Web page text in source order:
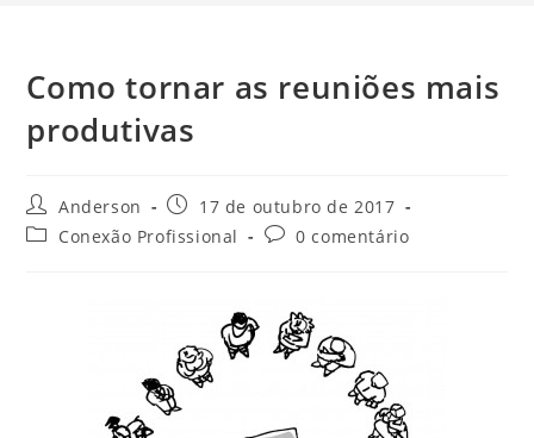
Como tornar as reuniões mais
produtivas
Anderson
17 de outubro de 2017
Conexão Profissional
0 comentário